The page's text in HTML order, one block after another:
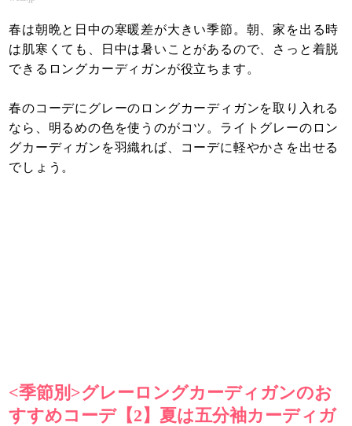
春は朝晩と日中の寒暖差が大きい季節。朝、家を出る時
は肌寒くても、日中は暑いことがあるので、さっと着脱
できるロングカーディガンが役立ちます。
春のコーデにグレーのロングカーディガンを取り入れる
なら、明るめの色を使うのがコツ。ライトグレーのロン
グカーディガンを羽織れば、コーデに軽やかさを出せる
でしょう。
<季節別>グレーロングカーディガンのお
すすめコーデ【2】夏は五分袖カーディガ